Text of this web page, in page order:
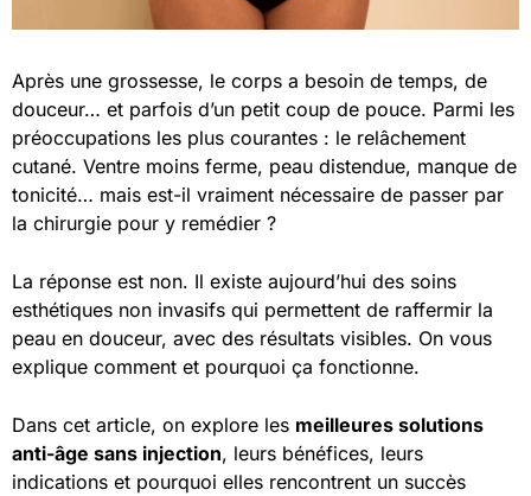
Après une grossesse, le corps a besoin de temps, de
douceur… et parfois d’un petit coup de pouce. Parmi les
préoccupations les plus courantes : le relâchement
cutané. Ventre moins ferme, peau distendue, manque de
tonicité… mais est-il vraiment nécessaire de passer par
la chirurgie pour y remédier ?
La réponse est non. Il existe aujourd’hui des soins
esthétiques non invasifs qui permettent de raffermir la
peau en douceur, avec des résultats visibles. On vous
explique comment et pourquoi ça fonctionne.
Dans cet article, on explore les meilleures solutions
anti-âge sans injection, leurs bénéfices, leurs
indications et pourquoi elles rencontrent un succès